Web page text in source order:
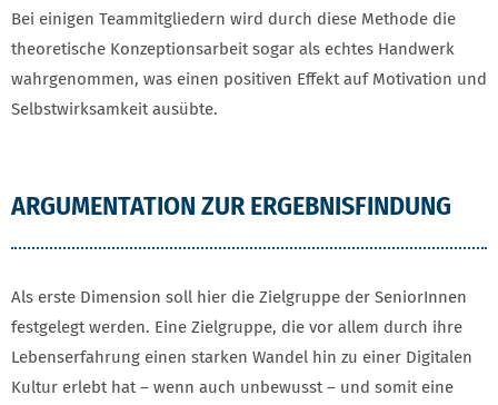
Bei einigen Teammitgliedern wird durch diese Methode die
theoretische Konzeptionsarbeit sogar als echtes Handwerk
wahrgenommen, was einen positiven Effekt auf Motivation und
Selbstwirksamkeit ausübte.
ARGUMENTATION ZUR ERGEBNISFINDUNG
Als erste Dimension soll hier die Zielgruppe der SeniorInnen
festgelegt werden. Eine Zielgruppe, die vor allem durch ihre
Lebenserfahrung einen starken Wandel hin zu einer Digitalen
Kultur erlebt hat – wenn auch unbewusst – und somit eine